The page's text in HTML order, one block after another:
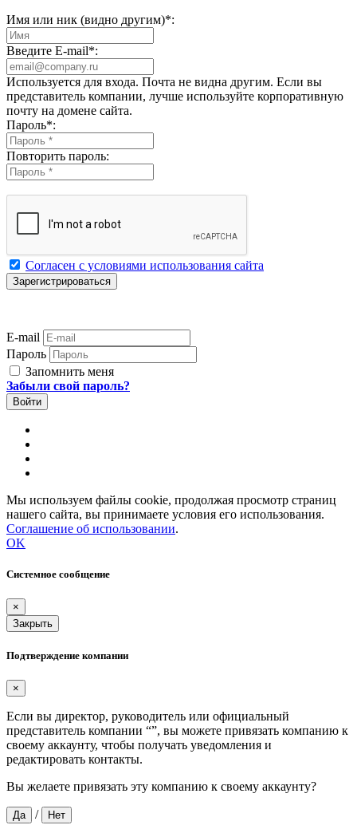
Имя или ник (видно другим)*:
Введите E-mail*:
Используется для входа. Почта не видна другим. Если вы
представитель компании, лучше используйте корпоративную
почту на домене сайта.
Пароль*:
Повторить пароль:
Согласен с условиями использования сайта
E-mail
Пароль
Запомнить меня
Забыли свой пароль?
Мы используем файлы cookie, продолжая просмотр страниц
нашего сайта, вы принимаете условия его использования.
Соглашение об использовании.
OK
Системное сообщение
×
Закрыть
Подтверждение компании
×
Если вы директор, руководитель или официальный
представитель компании “”, вы можете привязать компанию к
своему аккаунту, чтобы получать уведомления и
редактировать контакты.
Вы желаете привязать эту компанию к своему аккаунту?
Да / Нет